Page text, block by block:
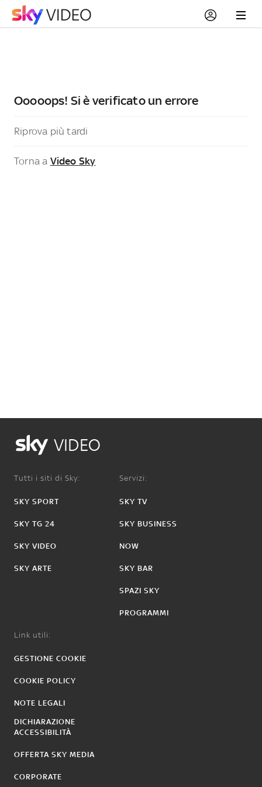
Ooooops! Si è verificato un errore
Riprova più tardi
Torna a Video Sky
VIDEO
Tutti i siti di Sky:
SKY SPORT
SKY TG 24
SKY VIDEO
SKY ARTE
Servizi:
SKY TV
SKY BUSINESS
NOW
SKY BAR
SPAZI SKY
PROGRAMMI
Link utili:
GESTIONE COOKIE
COOKIE POLICY
NOTE LEGALI
DICHIARAZIONE
ACCESSIBILITÀ
OFFERTA SKY MEDIA
CORPORATE